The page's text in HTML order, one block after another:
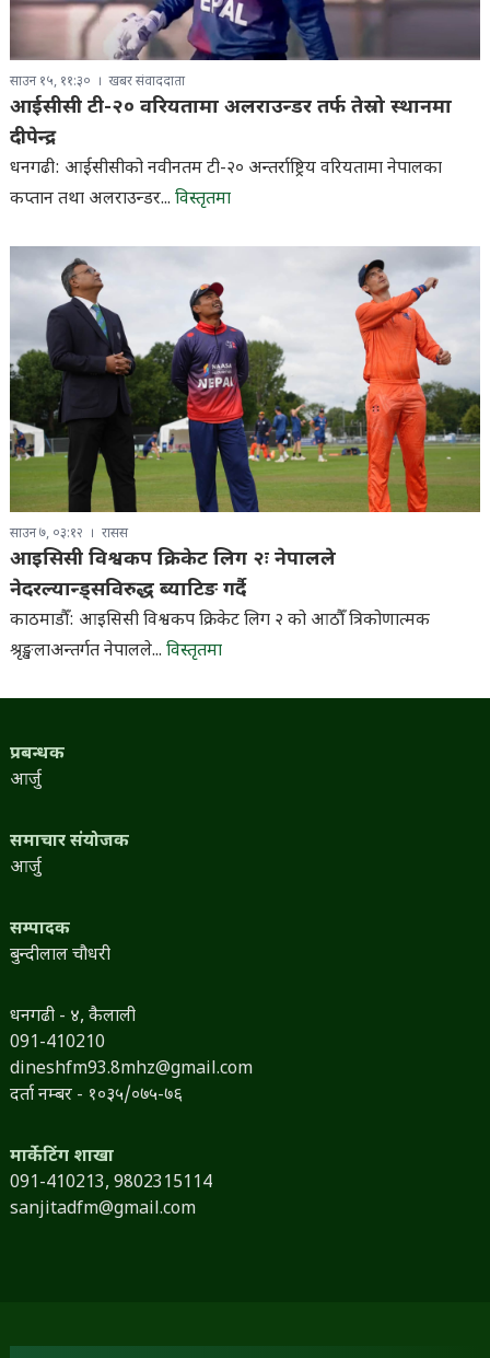
साउन १५, ११:३० खबर संवाददाता
आईसीसी टी-२० वरियतामा अलराउन्डर तर्फ तेस्रो स्थानमा
दीपेन्द्र
धनगढी: आईसीसीको नवीनतम टी-२० अन्तर्राष्ट्रिय वरियतामा नेपालका
कप्तान तथा अलराउन्डर... विस्तृतमा
साउन ७, ०३:१२ रासस
आइसिसी विश्वकप क्रिकेट लिग २ः नेपालले
नेदरल्यान्ड्सविरुद्ध ब्याटिङ गर्दै
काठमाडौँ: आइसिसी विश्वकप क्रिकेट लिग २ को आठौँ त्रिकोणात्मक
श्रृङ्खलाअन्तर्गत नेपालले... विस्तृतमा
प्रबन्धक
आर्जु
समाचार संयोजक
आर्जु
सम्पादक
बुन्दीलाल चौधरी
धनगढी - ४, कैलाली
091-410210
dineshfm93.8mhz@gmail.com
दर्ता नम्बर - १०३५/०७५-७६
मार्केटिंग शाखा
091-410213, 9802315114
sanjitadfm@gmail.com